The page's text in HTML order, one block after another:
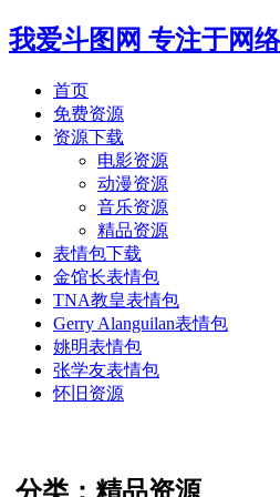
我爱斗图网 专注于网
首页
免费资源
资源下载
电影资源
动漫资源
音乐资源
精品资源
表情包下载
金馆长表情包
TNA教皇表情包
Gerry Alanguilan表情包
姚明表情包
张学友表情包
怀旧资源
分类：精品资源